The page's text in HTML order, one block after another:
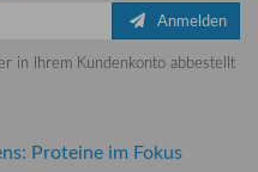
Anmelden
in Ihrem Kundenkonto abbestellt
Proteine im Fokus